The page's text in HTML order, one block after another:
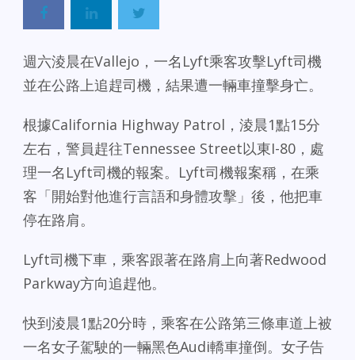
週六淩晨在Vallejo，一名Lyft乘客攻擊Lyft司機
並在公路上追趕司機，結果遭一輛車撞擊身亡。
根據California Highway Patrol，淩晨1點15分
左右，警員趕往Tennessee Street以東I-80，處
理一名Lyft司機的報案。Lyft司機報案稱，在乘
客「開始對他進行言語和身體攻擊」後，他把車
停在路肩。
Lyft司機下車，乘客跟著在路肩上向著Redwood
Parkway方向追趕他。
快到淩晨1點20分時，乘客在公路第三條車道上被
一名女子駕駛的一輛黑色Audi轎車撞倒。女子告